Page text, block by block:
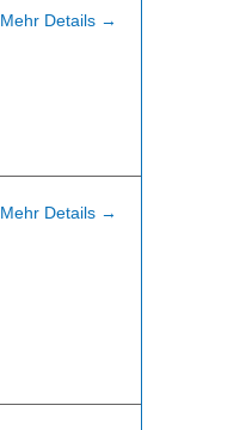
Mehr Details
Mehr Details